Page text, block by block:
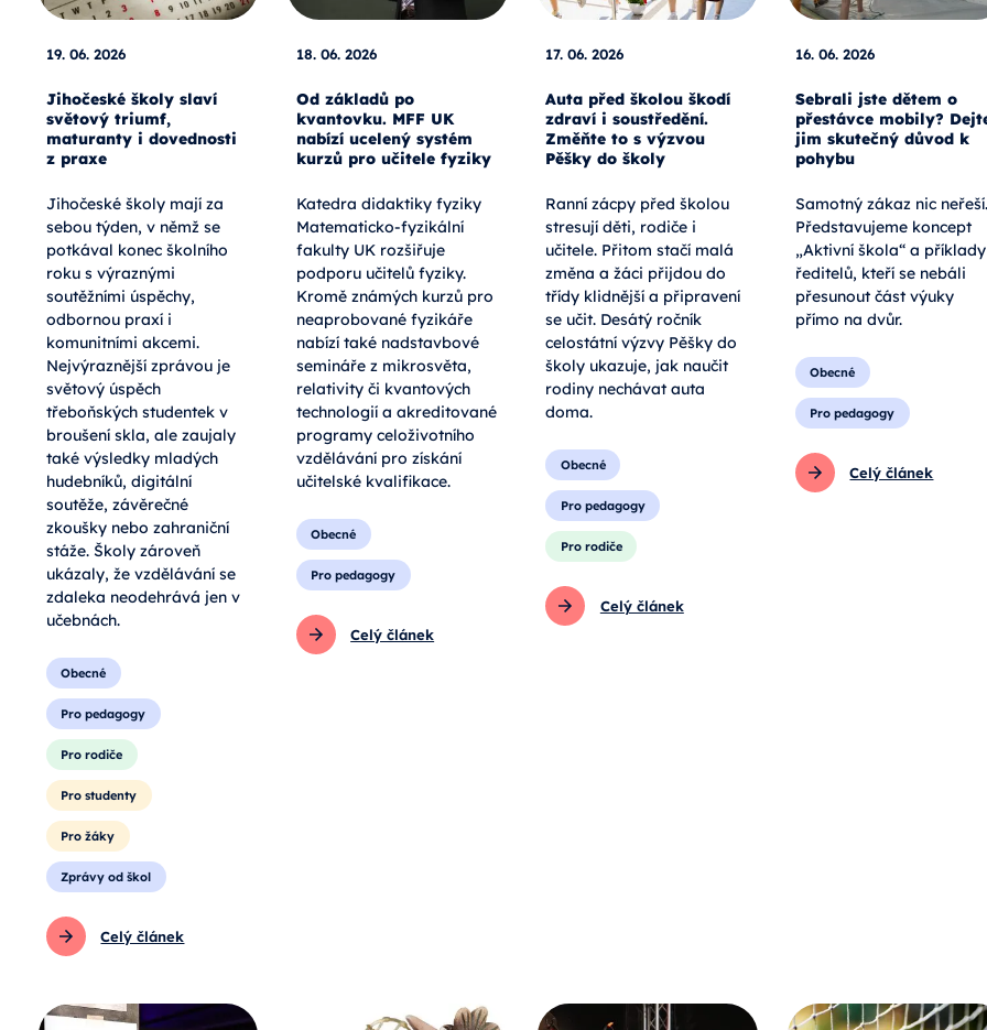
19. 06. 2026
Jihočeské školy slaví
světový triumf,
maturanty i dovednosti
z praxe
Jihočeské školy mají za
sebou týden, v němž se
potkával konec školního
roku s výraznými
soutěžními úspěchy,
odbornou praxí i
komunitními akcemi.
Nejvýraznější zprávou je
světový úspěch
třeboňských studentek v
broušení skla, ale zaujaly
také výsledky mladých
hudebníků, digitální
soutěže, závěrečné
zkoušky nebo zahraniční
stáže. Školy zároveň
ukázaly, že vzdělávání se
zdaleka neodehrává jen v
učebnách.
Obecné
Pro pedagogy
Pro rodiče
Pro studenty
Pro žáky
Zprávy od škol
Celý článek
18. 06. 2026
Od základů po
kvantovku. MFF UK
nabízí ucelený systém
kurzů pro učitele fyziky
Katedra didaktiky fyziky
Matematicko-fyzikální
fakulty UK rozšiřuje
podporu učitelů fyziky.
Kromě známých kurzů pro
neaprobované fyzikáře
nabízí také nadstavbové
semináře z mikrosvěta,
relativity či kvantových
technologií a akreditované
programy celoživotního
vzdělávání pro získání
učitelské kvalifikace.
Obecné
Pro pedagogy
Celý článek
17. 06. 2026
Auta před školou škodí
zdraví i soustředění.
Změňte to s výzvou
Pěšky do školy
Ranní zácpy před školou
stresují děti, rodiče i
učitele. Přitom stačí malá
změna a žáci přijdou do
třídy klidnější a připravení
se učit. Desátý ročník
celostátní výzvy Pěšky do
školy ukazuje, jak naučit
rodiny nechávat auta
doma.
Obecné
Pro pedagogy
Pro rodiče
Celý článek
16. 06. 2026
Sebrali jste dětem o
přestávce mobily?
jim skutečný důvod k
pohybu
Samotný zákaz nic neřeší.
Představujeme koncept
„Aktivní škola“ a příklady
ředitelů, kteří se nebáli
přesunout část výuky
přímo na dvůr.
Obecné
Pro pedagogy
Celý článek